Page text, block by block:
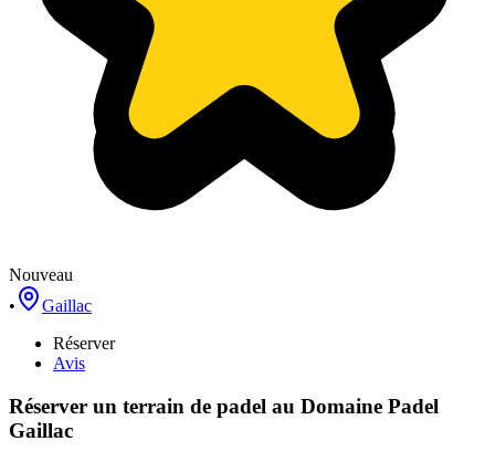
Nouveau
•
Gaillac
Réserver
Avis
Réserver un terrain de padel au Domaine Padel
Gaillac